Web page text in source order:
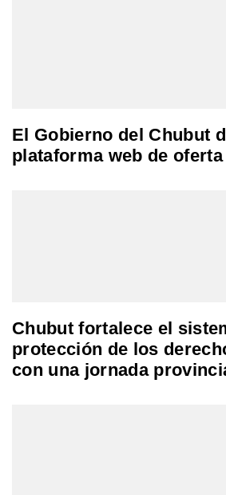
El Gobierno del Chubut
plataforma web de
Chubut fortalece el
protección de los
con una jornada